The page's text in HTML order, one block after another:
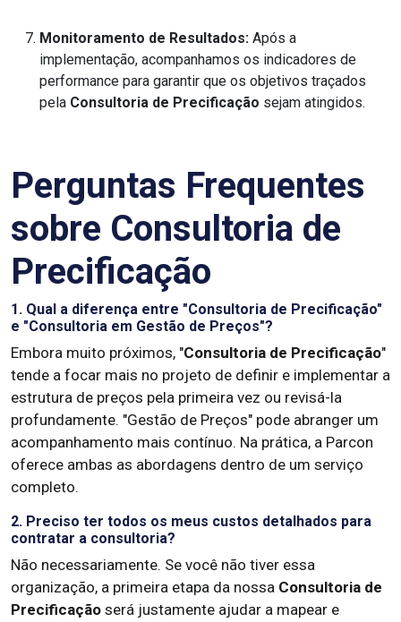
Monitoramento de Resultados: Após a
implementação, acompanhamos os indicadores de
performance para garantir que os objetivos traçados
pela Consultoria de Precificação sejam atingidos.
Perguntas Frequentes
sobre Consultoria de
Precificação
1. Qual a diferença entre "Consultoria de Precificação"
e "Consultoria em Gestão de Preços"?
Embora muito próximos, "Consultoria de Precificação"
tende a focar mais no projeto de definir e implementar a
estrutura de preços pela primeira vez ou revisá-la
profundamente. "Gestão de Preços" pode abranger um
acompanhamento mais contínuo. Na prática, a Parcon
oferece ambas as abordagens dentro de um serviço
completo.
2. Preciso ter todos os meus custos detalhados para
contratar a consultoria?
Não necessariamente. Se você não tiver essa
organização, a primeira etapa da nossa Consultoria de
Precificação será justamente ajudar a mapear e